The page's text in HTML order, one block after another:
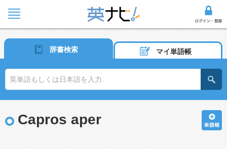
辞書検索 マイ単語帳
Capros aper